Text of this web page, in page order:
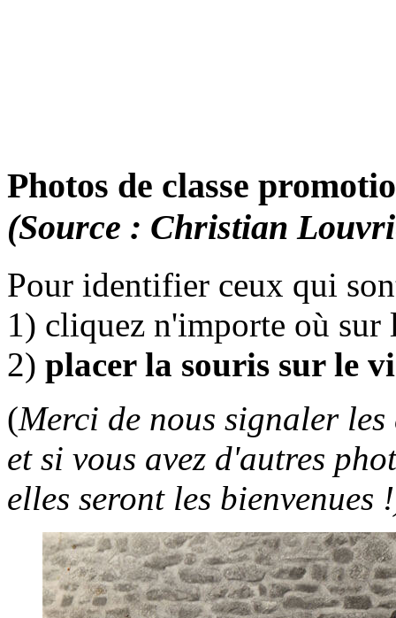
Photos de classe
(Source : Christian
Pour identifier ceux qui
1) cliquez n'importe où sur
2) placer la souris sur le
(Merci de nous signaler les
et si vous avez d'autres
elles seront les bienvenues